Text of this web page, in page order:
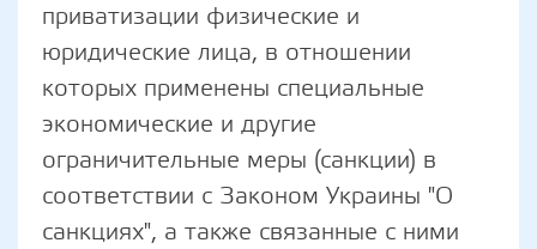
приватизации физические и
юридические лица, в отношении
которых применены специальные
экономические и другие
ограничительные меры (санкции) в
соответствии с Законом Украины "О
санкциях", а также связанные с ними